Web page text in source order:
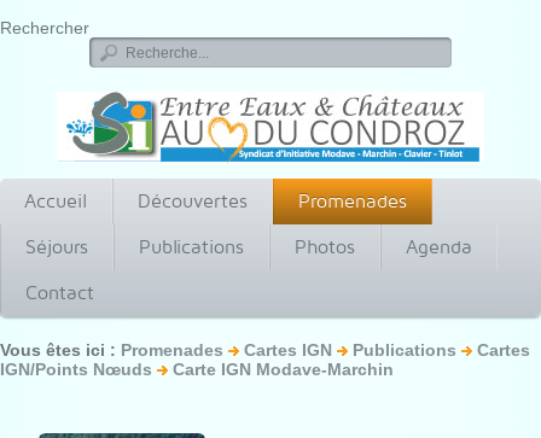
Rechercher
Accueil Découvertes
Promenades
Séjours
Publications Photos
Agenda
Contact
Vous êtes ici : Promenades Cartes IGN Publications
Cartes
IGN/Points Nœuds
Carte IGN Modave-Marchin